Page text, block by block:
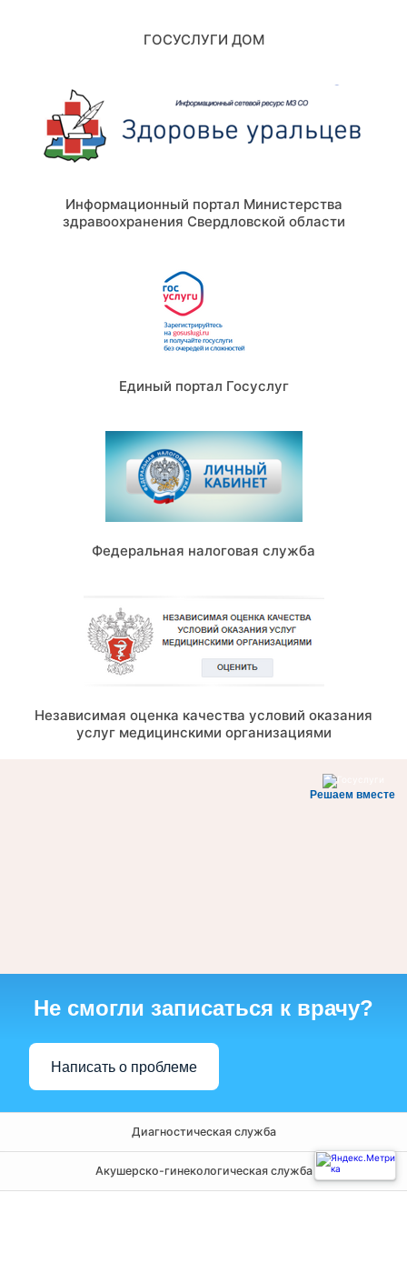
ГОСУСЛУГИ ДОМ
Информационный портал Министерства
здравоохранения Свердловской области
Единый портал Госуслуг
Федеральная налоговая служба
Независимая оценка качества условий оказания
услуг медицинскими организациями
Решаем вместе
Не смогли записаться к врачу?
Написать о проблеме
Диагностическая служба
Акушерско-гинекологическая служба